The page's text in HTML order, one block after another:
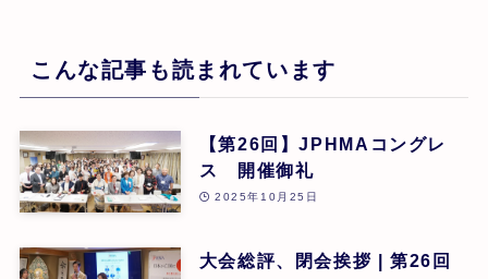
こんな記事も読まれています
【第26回】JPHMAコングレ
ス 開催御礼
2025年10月25日
大会総評、閉会挨拶 | 第26回